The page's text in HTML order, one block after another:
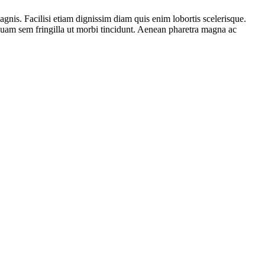
Facilisi etiam dignissim diam quis enim lobortis scelerisque.
sem fringilla ut morbi tincidunt. Aenean pharetra magna ac